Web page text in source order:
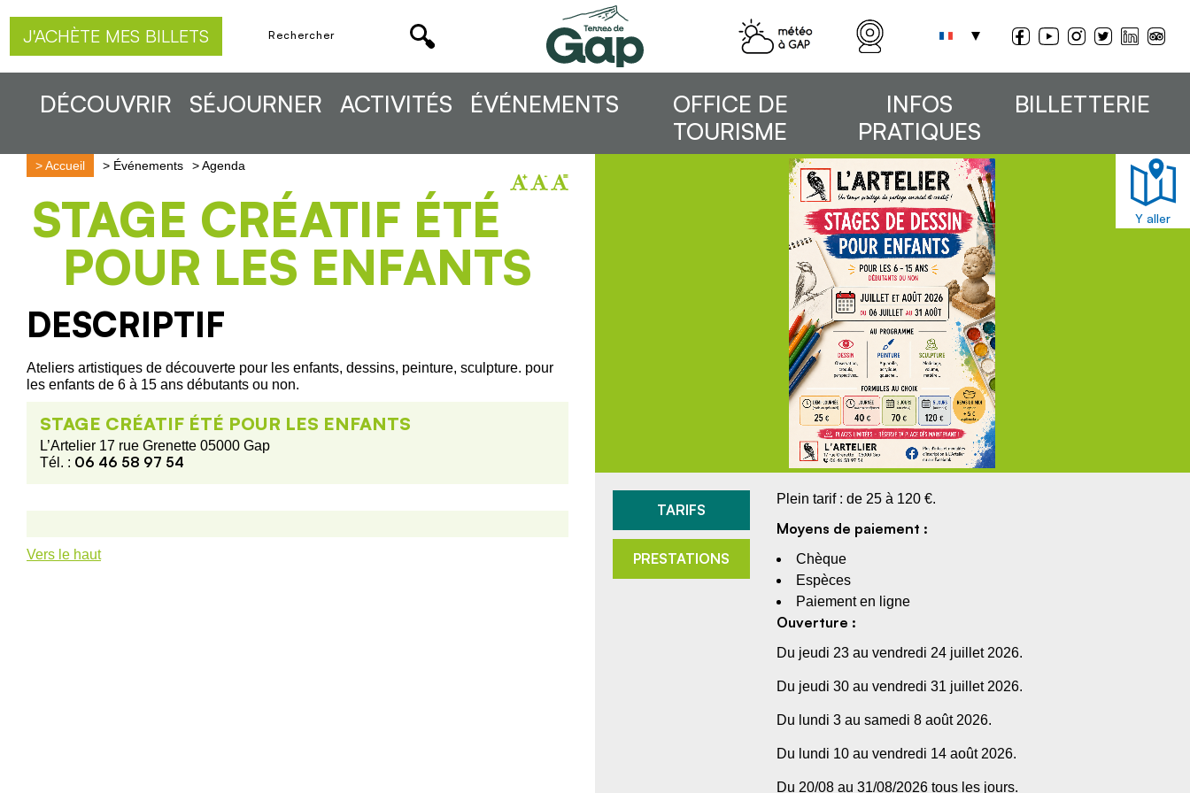
J'ACHÈTE MES BILLETS
DÉCOUVRIR SÉJOURNER ACTIVITÉS ÉVÉNEMENTS
OFFICE DE
TOURISME
INFOS
PRATIQUES
BILLETTERIE
>Accueil > Événements >Agenda
STAGE CRÉATIF ÉTÉ
POUR LES ENFANTS
DESCRIPTIF
Ateliers artistiques de découverte pour les enfants, dessins, peinture, sculpture. pour
les enfants de 6 à 15 ans débutants ou non.
STAGE CRÉATIF ÉTÉ POUR LES ENFANTS
L’Artelier 17 rue Grenette 05000 Gap
Tél. : 06 46 58 97 54
Vers le haut
Y aller
TARIFS
PRESTATIONS
Plein tarif : de 25 à 120 €.
Moyens de paiement :
Chèque
Espèces
Paiement en ligne
Ouverture :
Du jeudi 23 au vendredi 24 juillet 2026.
Du jeudi 30 au vendredi 31 juillet 2026.
Du lundi 3 au samedi 8 août 2026.
Du lundi 10 au vendredi 14 août 2026.
Du 20/08 au 31/08/2026 tous les jours.